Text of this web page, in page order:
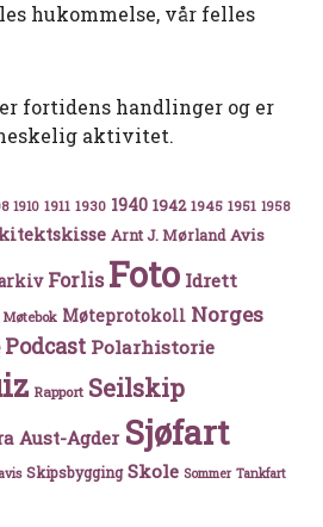
hukommelse, vår felles
fortidens handlinger og er
aktivitet.
1910 1911 1930 1940 1942 1945 1951 1958
Arnt J. Mørland Avis
Forlis Foto Idrett
Møtebok Møteprotokoll Norges
Podcast Polarhistorie
Rapport Seilskip
Aust-Agder Sjøfart
Skipsbygging Skole Sommer Tankfart